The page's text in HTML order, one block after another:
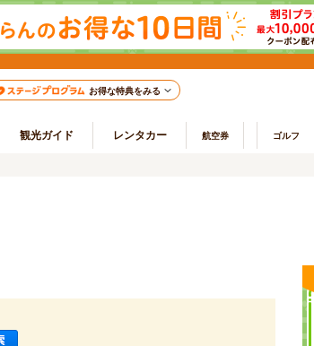
お得な特典をみる
観光ガイド レンタカー 航空券 ゴルフ